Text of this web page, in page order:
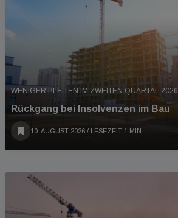
WENIGER PLEITEN IM ZWEITEN QUARTAL 2026
Rückgang bei Insolvenzen im Bau
10. AUGUST 2026 / LESEZEIT 1 MIN